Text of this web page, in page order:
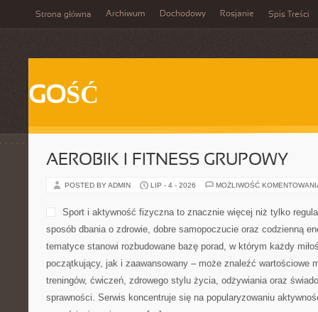
Strona główna Archiwum Dochodowy Rosjanie Spis Treści
GOŚĆ
AEROBIK I FITNESS GRUPOWY
POSTED BY ADMIN LIP - 4 - 2026 MOŻLIWOŚĆ
Sport i aktywność fizyczna to znacznie więcej niż tylko
sposób dbania o zdrowie, dobre samopoczucie oraz codzienną
tematyce stanowi rozbudowane bazę porad, w którym każdy
początkujący, jak i zaawansowany – może znaleźć wartościowe
treningów, ćwiczeń, zdrowego stylu życia, odżywiania oraz
sprawności. Serwis koncentruje się na popularyzowaniu